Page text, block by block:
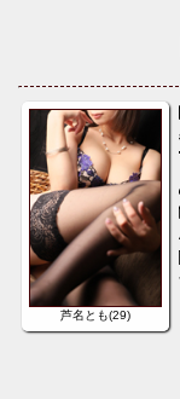
芦名とも(29)